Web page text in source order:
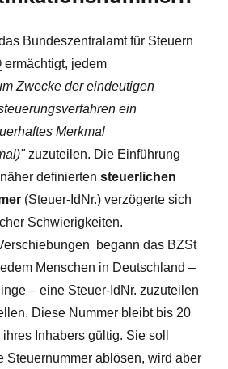
Bundeszentralamt für Steuern
ermächtigt, jedem
Zwecke der eindeutigen
ein
Merkmal
zuzuteilen. Die Einführung
näher definiertensteuerlichen
(Steuer-IdNr.) verzögerte sich
Schwierigkeiten.
begann das BZSt
Menschen in Deutschland –
– eine Steuer-IdNr. zuzuteilen
Diese Nummer bleibt bis 20
Inhabers gültig. Sie soll
Steuernummer ablösen, wird aber